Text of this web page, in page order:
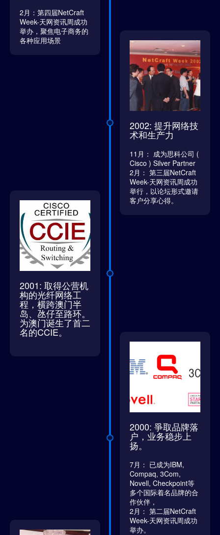
2月：第四届NetCraft
Week-天网资讯周成功
举办，聚焦电子商务的
各种应用场景
2002: 提升网络技
术和生产力
11月： 成为思科公司 (
Cisco ) Silver Partner
2月： 第三届NetCraft
Week-天网资讯周成功
举行，以论坛形式邀请
客户分享心得。
2001: 取得公营机
构的光纤网络工
程，横跨澳门半
岛、氹仔至路环。
为澳门诞生了首二
名的CCIE。
2000: 爭取品牌落
户，业务稳步上
扬。
7月： 已成为IBM,
Compaq, 3Com,
Novell, Checkpoint等
多个国际着名品牌的合
作伙伴，
2月： 第二届NetCraft
Week-天网资讯周成功
举办。